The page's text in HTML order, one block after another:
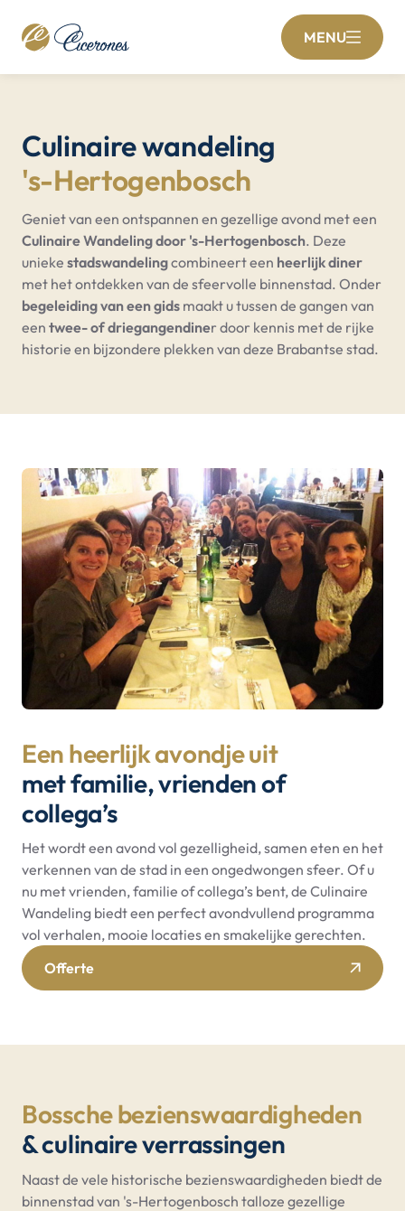
MENU
Culinaire wandeling
's-Hertogenbosch
Geniet van een ontspannen en gezellige avond met een
Culinaire Wandeling door 's-Hertogenbosch. Deze
unieke stadswandelingcombineert een heerlijk diner
met het ontdekken van de sfeervolle binnenstad. Onder
begeleiding van een gids maakt u tussen de gangen van
een twee- of driegangendiner door kennis met de rijke
historie en bijzondere plekken van deze Brabantse stad.
Een heerlijk avondje uit
met familie, vrienden of
collega’s
Het wordt een avond vol gezelligheid, samen eten en het
verkennen van de stad in een ongedwongen sfeer. Of u
nu met vrienden, familie of collega’s bent, de Culinaire
Wandeling biedt een perfect avondvullend programma
vol verhalen, mooie locaties en smakelijke gerechten.
Offerte
Bossche bezienswaardigheden
& culinaire verrassingen
Naast de vele historische bezienswaardigheden biedt de
binnenstad van 's-Hertogenbosch talloze gezellige